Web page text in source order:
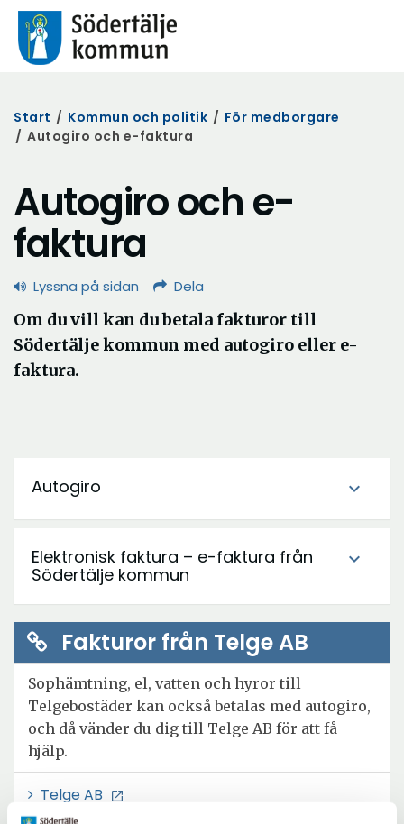
Start / Kommun och politik / För medborgare
/ Autogiro och e-faktura
Autogiro och e-
faktura
Lyssna på sidan Dela
Om du vill kan du betala fakturor till
Södertälje kommun med autogiro eller e-
faktura.
Autogiro expand_more
Elektronisk faktura – e-faktura från
Södertälje kommun
expand_more
Fakturor från Telge AB
Sophämtning, el, vatten och hyror till
Telgebostäder kan också betalas med autogiro,
och då vänder du dig till Telge AB för att få
hjälp.
Telge AB